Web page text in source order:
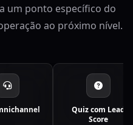
um ponto específico do
ao próximo nível.
Quiz com Lead
Score